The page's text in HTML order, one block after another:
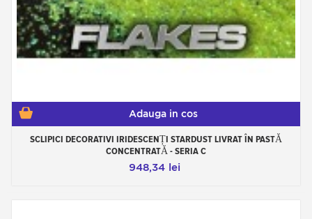
Adauga in cos
SCLIPICI DECORATIVI IRIDESCENȚI STARDUST LIVRAT ÎN PASTĂ
CONCENTRATĂ - SERIA C
948,34 lei